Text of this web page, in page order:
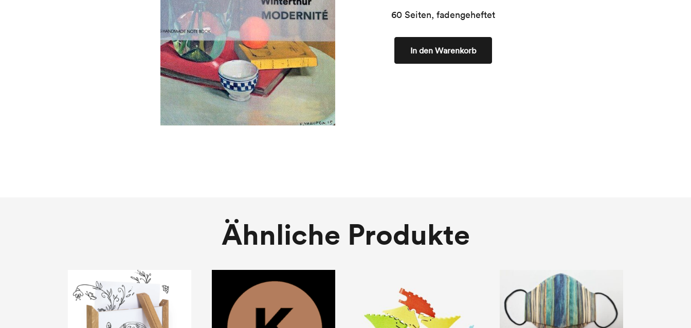
60 Seiten, fadengeheftet
In den Warenkorb
Ähnliche Produkte